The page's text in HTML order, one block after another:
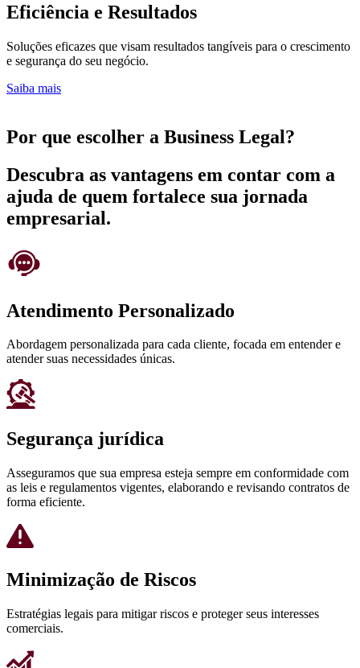
Eficiência e Resultados
Soluções eficazes que visam resultados tangíveis para o crescimento
e segurança do seu negócio.
Saiba mais
Por que escolher a Business Legal?
Descubra as vantagens em contar com a
ajuda de quem fortalece sua jornada
empresarial.
Atendimento Personalizado
Abordagem personalizada para cada cliente, focada em entender e
atender suas necessidades únicas.
Segurança jurídica
Asseguramos que sua empresa esteja sempre em conformidade com
as leis e regulamentos vigentes, elaborando e revisando contratos de
forma eficiente.
Minimização de Riscos
Estratégias legais para mitigar riscos e proteger seus interesses
comerciais.